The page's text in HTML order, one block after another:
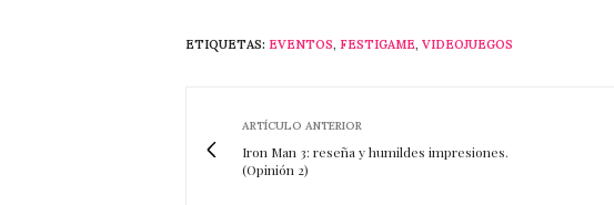
ETIQUETAS: EVENTOS, FESTIGAME, VIDEOJUEGOS
ARTÍCULO ANTERIOR
Iron Man 3: reseña y humildes impresiones.
(Opinión 2)